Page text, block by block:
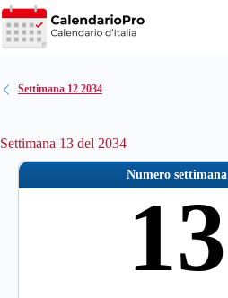
Salta
al
contenuto
Settimana 12 2034
Settimana 13 del 2034
Numero settimana
13